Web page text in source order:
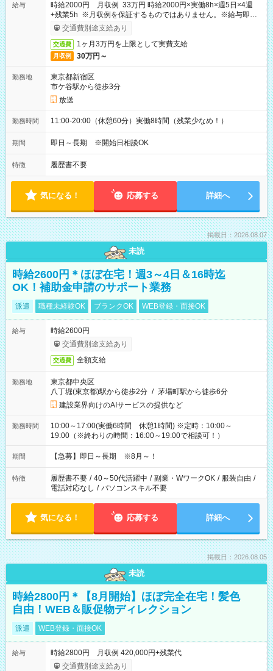
給与
時給2000円 月収例 33万円 時給2000円×実働8h×週5日×4週
+残業5h ※月収例を保証するものではありません。※給与即受
取りサービス利用可（利用条件有）
交通費別途支給あり
交通費 1ヶ月3万円を上限として実費支給
月収例 30万円～
勤務地
東京都新宿区
市ケ谷駅から徒歩3分
放送
勤務時間 11:00-20:00（休憩60分）実働8時間（残業少なめ！）
期間 即日～長期 ※開始日相談OK
特徴 履歴書不要
気になる！ 応募する 詳細へ
掲載日：2026.08.07
未読
時給2600円＊ほぼ在宅！週3～4日＆16時迄
OK！補助金申請のサポート業務
派遣 職種未経験OK ブランクOK WEB登録・面接OK
給与
時給2600円
交通費別途支給あり
交通費 全額支給
勤務地
東京都中央区
八丁堀(東京都)駅から徒歩2分 / 茅場町駅から徒歩6分
建設業界向けのAIサービスの提供など
勤務時間
10:00～17:00(実働6時間 休憩1時間) ※定時：10:00～
19:00（※終わりの時間：16:00～19:00で相談可！）
期間 【急募】即日～長期 ※8月～！
特徴 履歴書不要 / 40～50代活躍中 / 副業・WワークOK / 服装自由 /
電話対応なし / パソコンスキル不要
気になる！ 応募する 詳細へ
掲載日：2026.08.05
未読
時給2800円＊【8月開始】ほぼ完全在宅！髪色
自由！WEB＆販促物ディレクション
派遣 WEB登録・面接OK
給与
時給2800円 月収例 420,000円+残業代
交通費別途支給あり